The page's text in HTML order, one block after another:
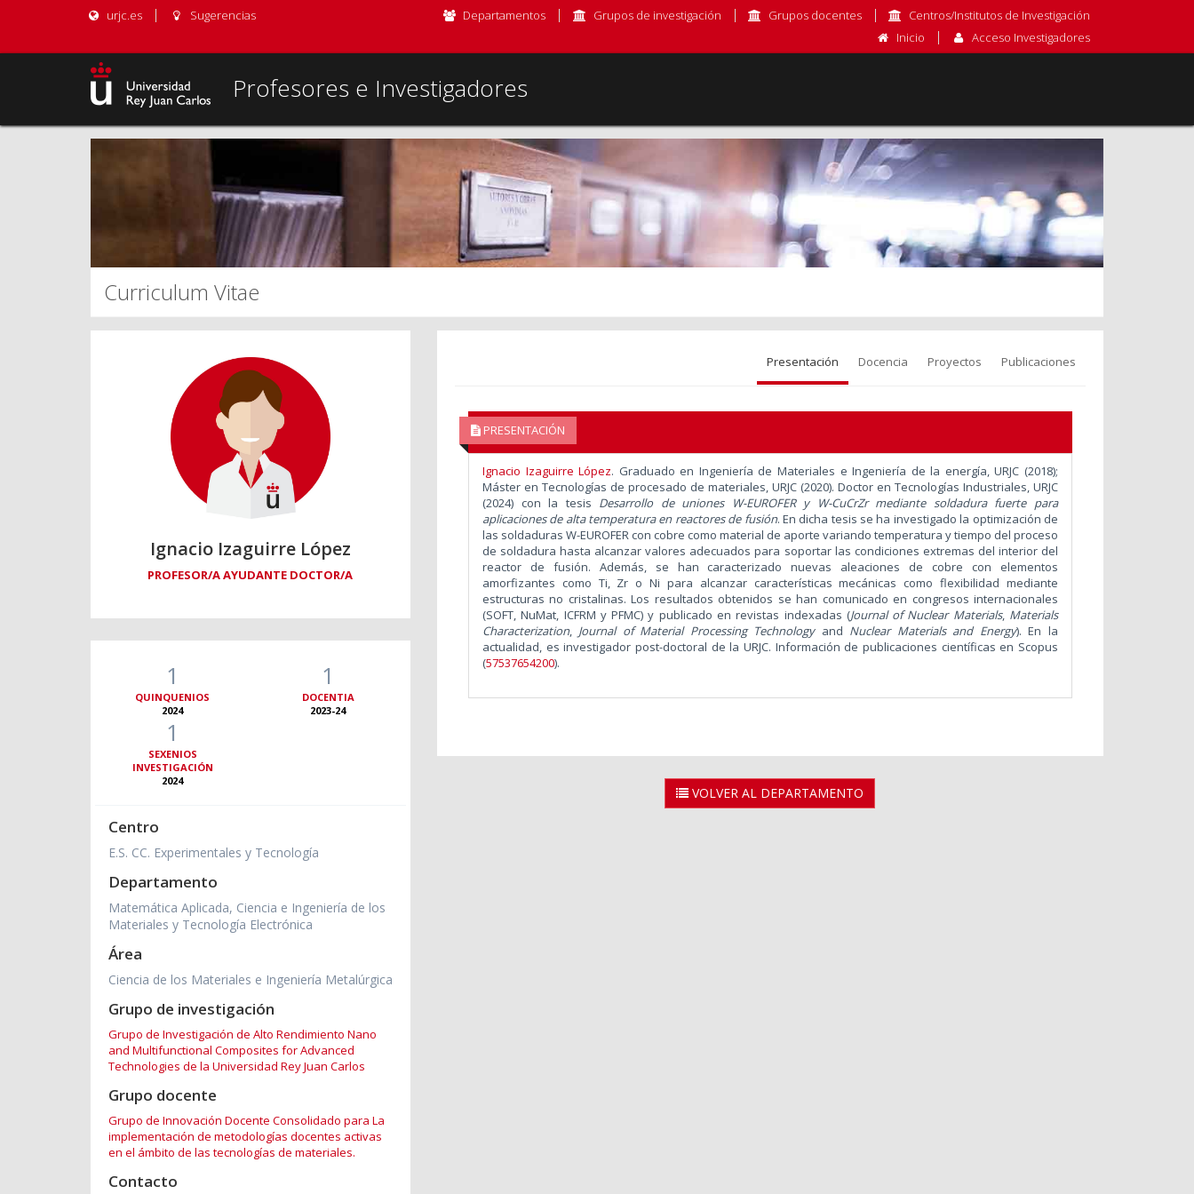
urjc.es Sugerencias Departamentos Grupos de investigación Grupos docentes
Centros/Institutos de Investigación
Inicio
Acceso Investigadores
Profesores e Investigadores
Curriculum Vitae
Ignacio Izaguirre López
PROFESOR/A AYUDANTE DOCTOR/A
1
QUINQUENIOS
2024
1
DOCENTIA
2023-24
1
SEXENIOS
INVESTIGACIÓN
2024
Centro
E.S. CC. Experimentales y Tecnología
Departamento
Matemática Aplicada, Ciencia e Ingeniería de los
Materiales y Tecnología Electrónica
Área
Ciencia de los Materiales e Ingeniería Metalúrgica
Grupo de investigación
Grupo de Investigación de Alto Rendimiento Nano
and Multifunctional Composites for Advanced
Technologies de la Universidad Rey Juan Carlos
Grupo docente
Grupo de Innovación Docente Consolidado para La
implementación de metodologías docentes activas
en el ámbito de las tecnologías de materiales.
Contacto
Presentación Docencia Proyectos Publicaciones
PRESENTACIÓN
Ignacio Izaguirre López. Graduado en Ingeniería de Materiales e Ingeniería de la energía, URJC (2018);
Máster en Tecnologías de procesado de materiales, URJC (2020). Doctor en Tecnologías Industriales, URJC
(2024) con la tesis Desarrollo de uniones W-EUROFER y W-CuCrZr mediante soldadura fuerte para
aplicaciones de alta temperatura en reactores de fusión. En dicha tesis se ha investigado la optimización de
las soldaduras W-EUROFER con cobre como material de aporte variando temperatura y tiempo del proceso
de soldadura hasta alcanzar valores adecuados para soportar las condiciones extremas del interior del
reactor de fusión. Además, se han caracterizado nuevas aleaciones de cobre con elementos
amorfizantes como Ti, Zr o Ni para alcanzar características mecánicas como flexibilidad mediante
estructuras no cristalinas. Los resultados obtenidos se han comunicado en congresos internacionales
(SOFT, NuMat, ICFRM y PFMC) y publicado en revistas indexadas (Journal of Nuclear Materials, Materials
Characterization, Journal of Material Processing Technologyand Nuclear Materials and Energy). En la
actualidad, es investigador post-doctoral de la URJC. Información de publicaciones científicas en Scopus
(57537654200).
VOLVER AL DEPARTAMENTO